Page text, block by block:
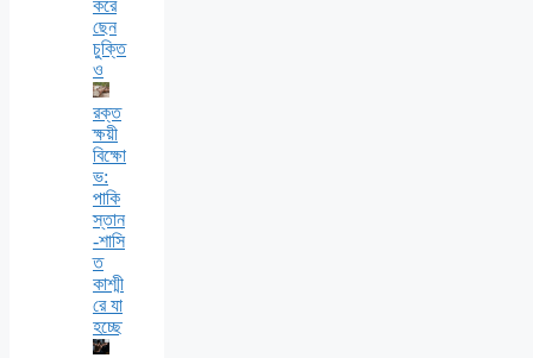
করে
ছেন
চুক্তি
ও
রক্ত
ক্ষয়ী
বিক্ষো
ভ:
পাকি
স্তান
-শাসি
ত
কাশ্মী
রে যা
হচ্ছে